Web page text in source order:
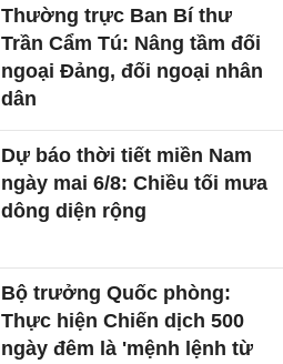
Thường trực Ban Bí thư
Trần Cẩm Tú: Nâng tầm đối
ngoại Đảng, đối ngoại nhân
dân
Dự báo thời tiết miền Nam
ngày mai 6/8: Chiều tối mưa
dông diện rộng
Bộ trưởng Quốc phòng:
Thực hiện Chiến dịch 500
ngày đêm là 'mệnh lệnh từ